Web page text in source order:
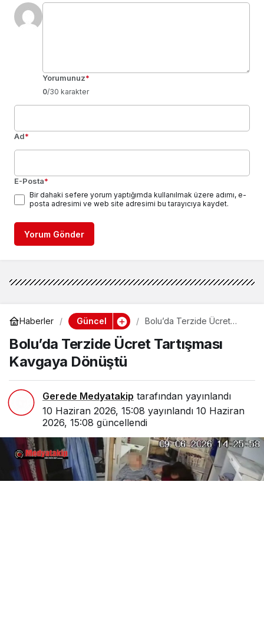
Yorumunuz*
0/30 karakter
Ad*
E-Posta*
Bir dahaki sefere yorum yaptığımda kullanılmak üzere adımı, e-
posta adresimi ve web site adresimi bu tarayıcıya kaydet.
Yorum Gönder
Haberler Güncel
Bolu’da Terzide Ücret
Dönüştü
Bolu’da Terzide Ücret Tartışması
Kavgaya Dönüştü
Gerede Medyatakip tarafından yayınlandı
10 Haziran 2026, 15:08 yayınlandı 10 Haziran
2026, 15:08 güncellendi